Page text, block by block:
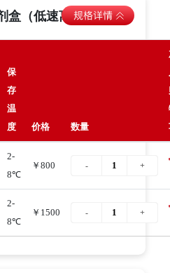
盒（低速离心法）
保
存
温
度
价格 数量
2-
8℃
￥800
2-
8℃
￥1500